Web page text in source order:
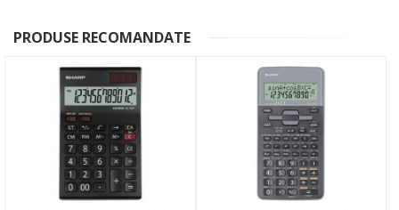
PRODUSE RECOMANDATE